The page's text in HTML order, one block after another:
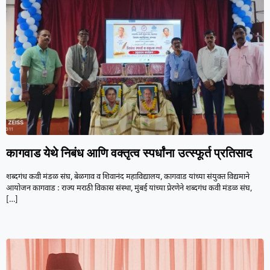
कागवाड येथे निबंध आणि वक्तृत्व स्पर्धांना उत्स्फूर्त प्रतिसाद
शब्दगंध कवी मंडळ संघ, बेळगाव व शिवानंद महाविद्यालय, कागवाड यांच्या संयुक्त विद्यमाने
आयोजन कागवाड : राज्य मराठी विकास संस्था, मुंबई यांच्या प्रेरणेने शब्दगंध कवी मंडळ संघ,
[…]